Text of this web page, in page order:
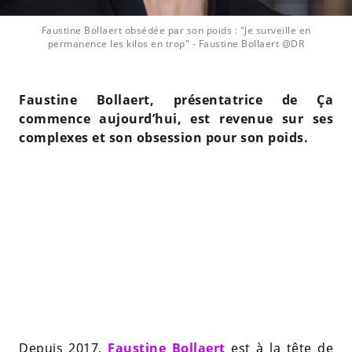
Faustine Bollaert obsédée par son poids : "Je surveille en
permanence les kilos en trop" - Faustine Bollaert @DR
Faustine Bollaert, présentatrice de Ça
commence aujourd’hui, est revenue sur ses
complexes et son obsession pour son poids.
Depuis 2017, Faustine Bollaert est à la tête de